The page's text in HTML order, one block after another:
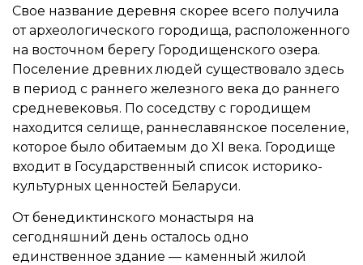
Свое название деревня скорее всего получила
от археологического городища, расположенного
на восточном берегу Городищенского озера.
Поселение древних людей существовало здесь
в период с раннего железного века до раннего
средневековья. По соседству с городищем
находится селище, раннеславянское поселение,
которое было обитаемым до XI века. Городище
входит в Государственный список историко-
культурных ценностей Беларуси.
От бенедиктинского монастыря на
сегодняшний день осталось одно
единственное здание — каменный жилой